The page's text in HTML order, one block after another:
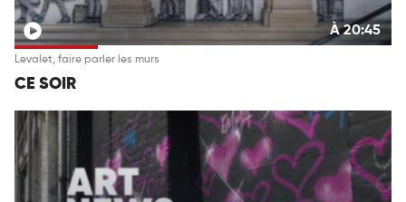
À 20:45
Levalet, faire parler les murs
CE SOIR